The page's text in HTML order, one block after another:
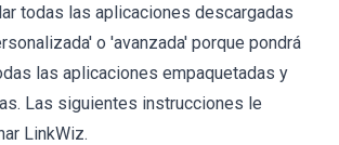
todas las aplicaciones descargadas
o 'avanzada' porque pondrá
las aplicaciones empaquetadas y
Las siguientes instrucciones le
LinkWiz.